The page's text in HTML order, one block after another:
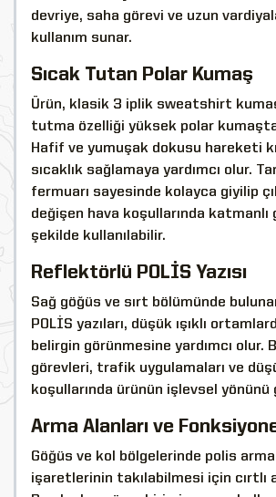
devriye, saha görevi ve uzun
kullanım sunar.
Sıcak Tutan Polar Kumaş
Ürün, klasik 3 iplik sweatshirt
tutma özelliği yüksek polar
Hafif ve yumuşak dokusu hareketi
sıcaklık sağlamaya yardımcı olur.
fermuarı sayesinde kolayca giyilip
değişen hava koşullarında katmanlı
şekilde kullanılabilir.
Reflektörlü POLİS Yazısı
Sağ göğüs ve sırt bölümünde
POLİS yazıları, düşük ışıklı
belirgin görünmesine yardımcı olur.
görevleri, trafik uygulamaları ve
koşullarında ürünün işlevsel yönünü
Arma Alanları ve
Göğüs ve kol bölgelerinde polis
işaretlerinin takılabilmesi için cırtlı